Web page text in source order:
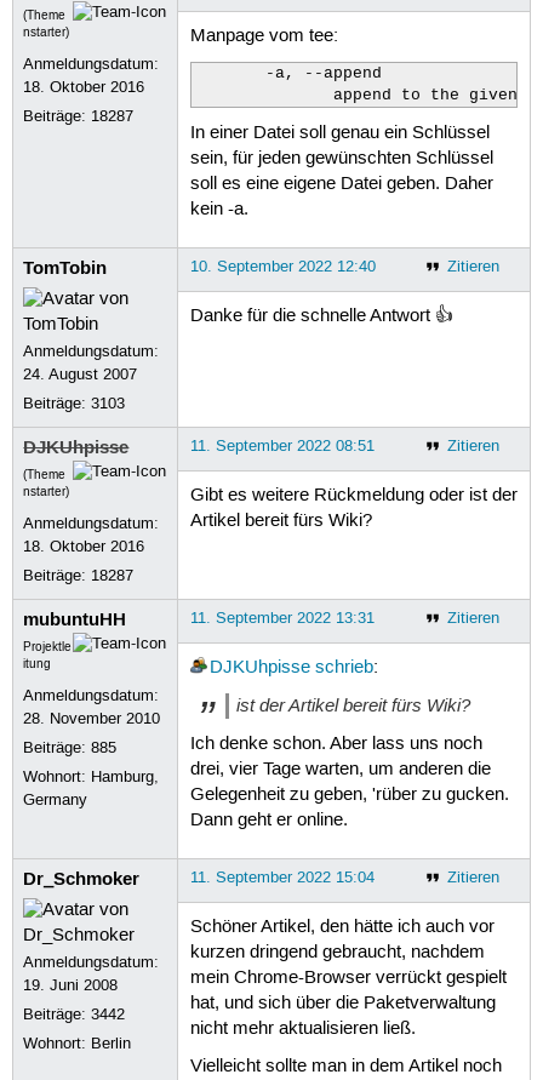
(Theme
nstarter)
Anmeldungsdatum:
18. Oktober 2016
Beiträge: 18287
Manpage vom tee:
       -a, --append
append to the given
In einer Datei soll genau ein Schlüssel
sein, für jeden gewünschten Schlüssel
soll es eine eigene Datei geben. Daher
kein -a.
TomTobin
Anmeldungsdatum:
24. August 2007
Beiträge:3103
Zitieren
10. September 2022 12:40
Danke für die schnelle Antwort 👍
DJKUhpisse
(Theme
nstarter)
Anmeldungsdatum:
18. Oktober 2016
Beiträge: 18287
Zitieren
11. September 2022 08:51
Gibt es weitere Rückmeldung oder ist der
Artikel bereit fürs Wiki?
mubuntuHH
Projektle
itung
Anmeldungsdatum:
28. November 2010
Beiträge:885
Wohnort: Hamburg,
Germany
Zitieren
11. September 2022 13:31
DJKUhpisse schrieb:
ist der Artikel bereit fürs Wiki?
Ich denke schon. Aber lass uns noch
drei, vier Tage warten, um anderen die
Gelegenheit zu geben, 'rüber zu gucken.
Dann geht er online.
Dr_Schmoker
Anmeldungsdatum:
19. Juni 2008
Beiträge:3442
Wohnort: Berlin
Zitieren
11. September 2022 15:04
Schöner Artikel, den hätte ich auch vor
kurzen dringend gebraucht, nachdem
mein Chrome-Browser verrückt gespielt
hat, und sich über die Paketverwaltung
nicht mehr aktualisieren ließ.
Vielleicht sollte man in dem Artikel noch